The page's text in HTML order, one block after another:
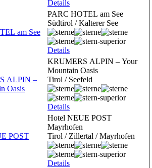
Details
PARC HOTEL am See
Südtirol / Kalterer See
Details
KRUMERS ALPIN – Your
Mountain Oasis
Tirol / Seefeld
Details
Hotel NEUE POST
Mayrhofen
Tirol / Zillertal / Mayrhofen
Details